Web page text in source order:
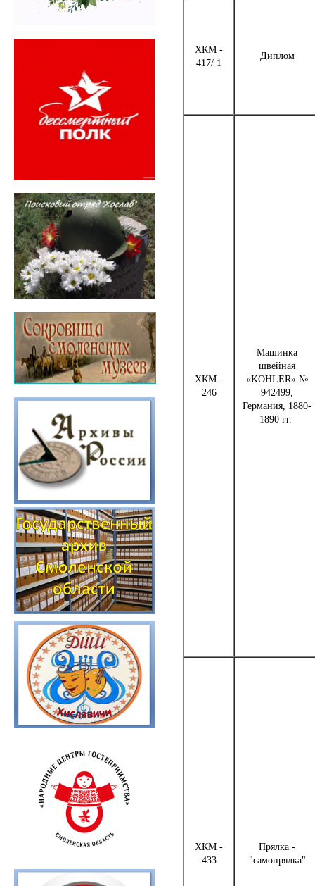
ХКМ -
417/ 1
Диплом
ХКМ -
246
Машинка
швейная
«KOHLER» №
942499,
Германия, 1880-
1890 гг.
ХКМ -
433
Прялка -
"самопрялка"